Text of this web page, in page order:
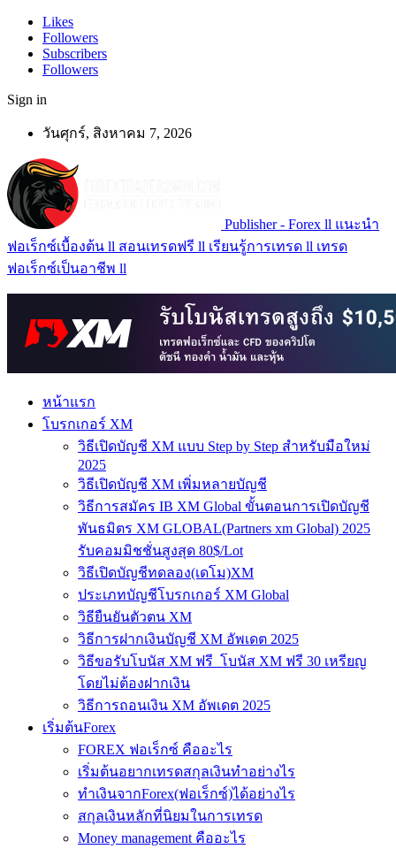
Likes
Followers
Subscribers
Followers
Sign in
วันศุกร์, สิงหาคม 7, 2026
Publisher - Forex ll แนะนำ
ฟอเร็กซ์เบื้องต้น ll สอนเทรดฟรี ll เรียนรู้การเทรด ll เทรด
ฟอเร็กซ์เป็นอาชีพ ll
หน้าแรก
โบรกเกอร์ XM
วิธีเปิดบัญชี XM แบบ Step by Step สำหรับมือใหม่
2025
วิธีเปิดบัญชี XM เพิ่มหลายบัญชี
วิธีการสมัคร IB XM Global ขั้นตอนการเปิดบัญชี
พันธมิตร XM GLOBAL(Partners xm Global) 2025
รับคอมมิชชั่นสูงสุด 80$/Lot
วิธีเปิดบัญชีทดลอง(เดโม)XM
ประเภทบัญชีโบรกเกอร์ XM Global
วิธียืนยันตัวตน XM
วิธีการฝากเงินบัญชี XM อัพเดต 2025
วิธีขอรับโบนัส XM ฟรี โบนัส XM ฟรี 30 เหรียญ
โดยไม่ต้องฝากเงิน
วิธีการถอนเงิน XM อัพเดต 2025
เริ่มต้นForex
FOREX ฟอเร็กซ์ คืออะไร
เริ่มต้นอยากเทรดสกุลเงินทำอย่างไร
ทำเงินจากForex(ฟอเร็กซ์)ได้อย่างไร
สกุลเงินหลักที่นิยมในการเทรด
Money management คืออะไร